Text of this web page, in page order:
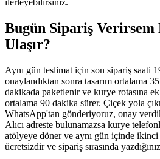
Bugün Sipariş Verirsem
Ulaşır?
Aynı gün teslimat için son sipariş saati
onaylandıktan sonra tasarım ortalama
dakikada paketlenir ve kurye rotasına
ortalama 90 dakika sürer. Çiçek yola
WhatsApp'tan gönderiyoruz, onay
Alıcı adreste bulunamazsa kurye
atölyeye döner ve aynı gün içinde ikinci
ücretsizdir ve sipariş sırasında